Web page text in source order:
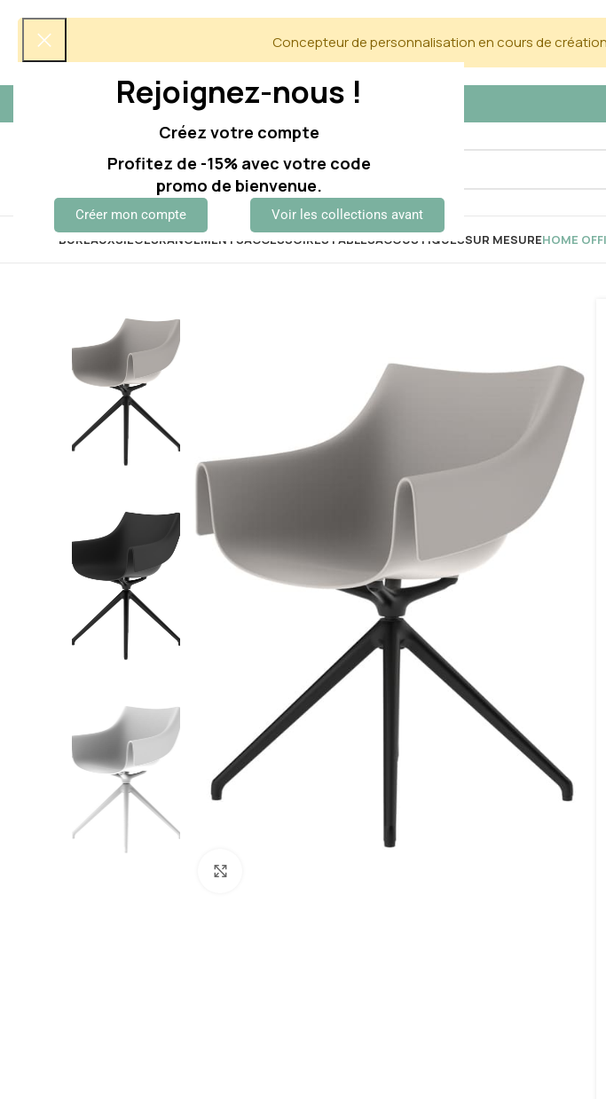
Rejoignez-nous !
Créez votre compte
Profitez de -15% avec votre code
promo de bienvenue.
Créer mon compte Voir les collections avant
Concepteur de personnalisation en cours de
5/5 Avis clients 06 60 12 60 51
BUREAUXSIÈGESRANGEMENTSACCESSOIRES TABLESACOUSTIQUESSUR MESUREHOME